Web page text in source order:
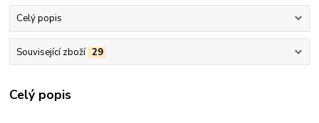
Celý popis
Související zboží 29
Celý popis